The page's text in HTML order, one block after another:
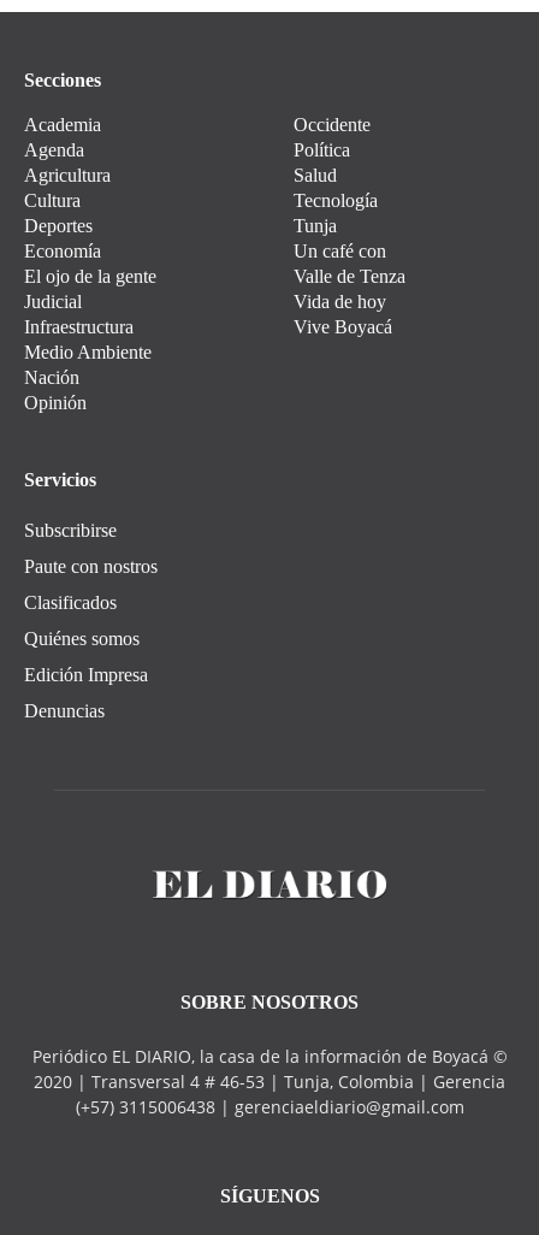
Secciones
Academia
Agenda
Agricultura
Cultura
Deportes
Economía
El ojo de la gente
Judicial
Infraestructura
Medio Ambiente
Nación
Opinión
Occidente
Política
Salud
Tecnología
Tunja
Un café con
Valle de Tenza
Vida de hoy
Vive Boyacá
Servicios
Subscribirse
Paute con nostros
Clasificados
Quiénes somos
Edición Impresa
Denuncias
SOBRE NOSOTROS
Periódico EL DIARIO, la casa de la información de Boyacá ©
2020 | Transversal 4 # 46-53 | Tunja, Colombia | Gerencia
(+57) 3115006438 | gerenciaeldiario@gmail.com
SÍGUENOS